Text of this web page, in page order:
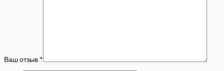
Ваш отзыв *